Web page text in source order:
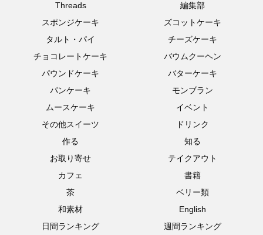
Threads
編集部
スポンジケーキ
ズコットケーキ
タルト・パイ
チーズケーキ
チョコレートケーキ
バウムクーヘン
パウンドケーキ
バターケーキ
パンケーキ
モンブラン
ムースケーキ
イベント
その他スイーツ
ドリンク
作る
知る
お取り寄せ
テイクアウト
カフェ
書籍
茶
ベリー類
和素材
English
日間ランキング
週間ランキング